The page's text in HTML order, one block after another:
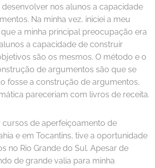
nos alunos a capacidade
Na minha vez, iniciei a meu
a minha principal preocupação era
a capacidade de construir
são os mesmos. O método e o
de argumentos são que se
fosse a construção de argumentos,
pareceriam com livros de receita.
cursos de aperfeiçoamento de
e em Tocantins, tive a oportunidade
no Rio Grande do Sul. Apesar de
de grande valia para minha